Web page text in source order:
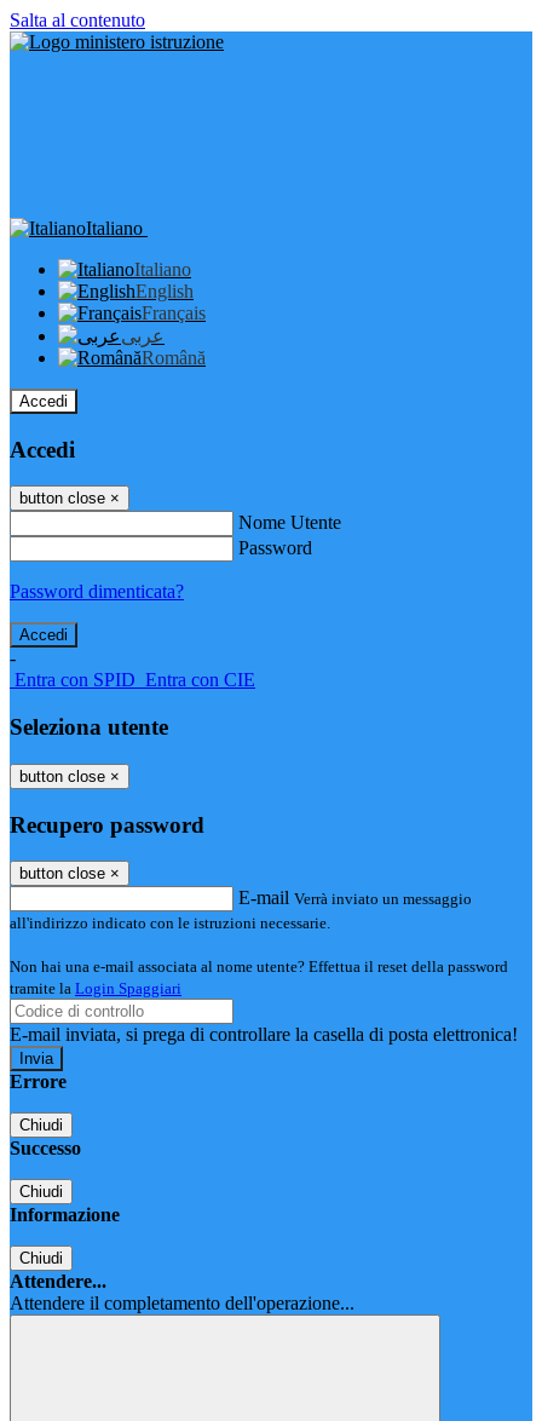
Salta al contenuto
Italiano
Italiano
English
Français
عربى
Română
Accedi
Accedi
button close ×
Nome Utente
Password
Password dimenticata?
-
Entra con SPID Entra con CIE
Seleziona utente
button close ×
Recupero password
button close ×
E-mail Verrà inviato un messaggio
all'indirizzo indicato con le istruzioni necessarie.
Non hai una e-mail associata al nome utente? Effettua il reset della password
tramite la Login Spaggiari
E-mail inviata, si prega di controllare la casella di posta elettronica!
Errore
Chiudi
Successo
Chiudi
Informazione
Chiudi
Attendere...
Attendere il completamento dell'operazione...